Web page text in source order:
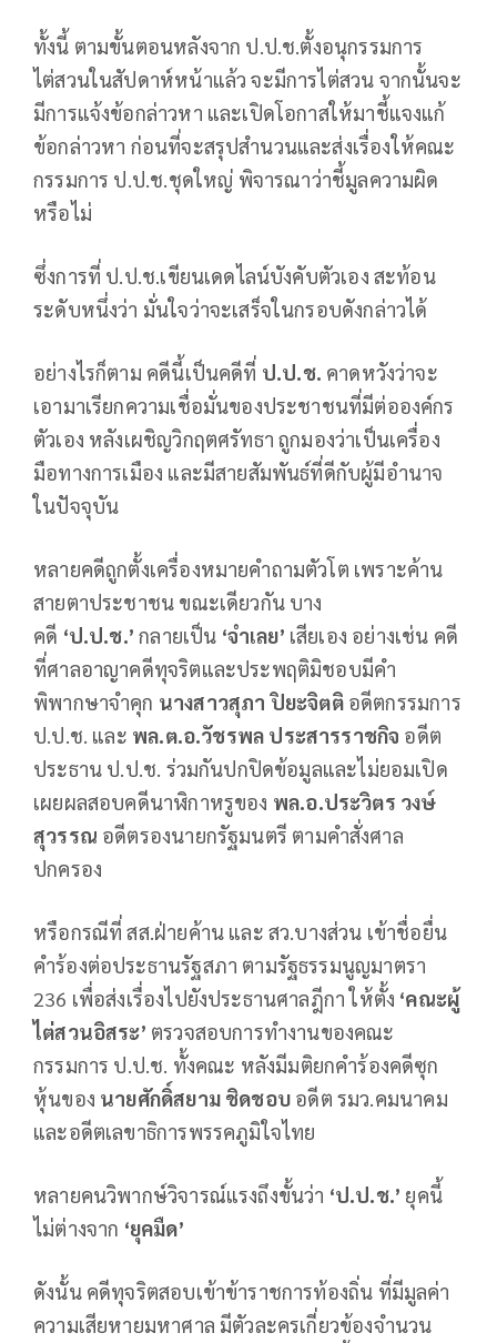
ทั้งนี้ ตามขั้นตอนหลังจาก ป.ป.ช.ตั้งอนุกรรมการ
ไต่สวนในสัปดาห์หน้าแล้ว จะมีการไต่สวน จากนั้นจะ
มีการแจ้งข้อกล่าวหา และเปิดโอกาสให้มาชี้แจงแก้
ข้อกล่าวหา ก่อนที่จะสรุปสำนวนและส่งเรื่องให้คณะ
กรรมการ ป.ป.ช.ชุดใหญ่ พิจารณาว่าชี้มูลความผิด
หรือไม่
ซึ่งการที่ ป.ป.ช.เขียนเดดไลน์บังคับตัวเอง สะท้อน
ระดับหนึ่งว่า มั่นใจว่าจะเสร็จในกรอบดังกล่าวได้
อย่างไรก็ตาม คดีนี้เป็นคดีที่ ป.ป.ช. คาดหวังว่าจะ
เอามาเรียกความเชื่อมั่นของประชาชนที่มีต่อองค์กร
ตัวเอง หลังเผชิญวิกฤตศรัทธา ถูกมองว่าเป็นเครื่อง
มือทางการเมือง และมีสายสัมพันธ์ที่ดีกับผู้มีอำนาจ
ในปัจจุบัน
หลายคดีถูกตั้งเครื่องหมายคำถามตัวโต เพราะค้าน
สายตาประชาชน ขณะเดียวกัน บาง
คดี ‘ป.ป.ช.’ กลายเป็น ‘จำเลย’ เสียเอง อย่างเช่น คดี
ที่ศาลอาญาคดีทุจริตและประพฤติมิชอบมีคำ
พิพากษาจำคุก นางสาวสุภา ปิยะจิตติอดีตกรรมการ
ป.ป.ช. และ พล.ต.อ.วัชรพล ประสารราชกิจ อดีต
ประธาน ป.ป.ช. ร่วมกันปกปิดข้อมูลและไม่ยอมเปิด
เผยผลสอบคดีนาฬิกาหรูของ พล.อ.ประวิตร วงษ์
สุวรรณ อดีตรองนายกรัฐมนตรี ตามคำสั่งศาล
ปกครอง
หรือกรณีที่ สส.ฝ่ายค้าน และ สว.บางส่วน เข้าชื่อยื่น
คำร้องต่อประธานรัฐสภา ตามรัฐธรรมนูญมาตรา
236 เพื่อส่งเรื่องไปยังประธานศาลฎีกา ให้ตั้ง ‘คณะผู้
ไต่สวนอิสระ’ ตรวจสอบการทำงานของคณะ
กรรมการ ป.ป.ช. ทั้งคณะ หลังมีมติยกคำร้องคดีซุก
หุ้นของ นายศักดิ์สยาม ชิดชอบอดีต รมว.คมนาคม
และอดีตเลขาธิการพรรคภูมิใจไทย
หลายคนวิพากษ์วิจารณ์แรงถึงขั้นว่า ‘ป.ป.ช.’ ยุคนี้
ไม่ต่างจาก ‘ยุคมืด’
ดังนั้น คดีทุจริตสอบเข้าข้าราชการท้องถิ่น ที่มีมูลค่า
ความเสียหายมหาศาล มีตัวละครเกี่ยวข้องจำนวน